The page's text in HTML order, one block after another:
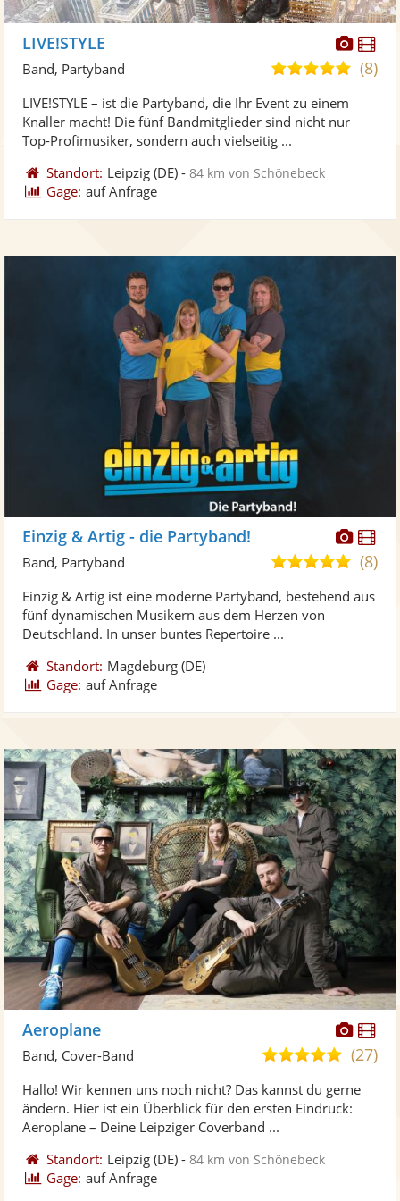
LIVE!STYLE
4,9(8)
Band, Partyband
LIVE!STYLE – ist die Partyband, die Ihr Event zu einem
Knaller macht! Die fünf Bandmitglieder sind nicht nur
Top-Profimusiker, sondern auch vielseitig ...
Standort: Leipzig (DE) -84 km von Schönebeck
Gage: auf Anfrage
Fotos
Einzig & Artig - die Partyband!
4,9
5
(8)
Band, Partyband
Einzig & Artig ist eine moderne Partyband, bestehend aus
fünf dynamischen Musikern aus dem Herzen von
Deutschland. In unser buntes Repertoire ...
Standort: Magdeburg (DE)
Gage: auf Anfrage
Fotos
Aeroplane
5,0
5
(27)
Band, Cover-Band
Hallo! Wir kennen uns noch nicht? Das kannst du gerne
ändern. Hier ist ein Überblick für den ersten Eindruck:
Aeroplane – Deine Leipziger Coverband ...
Standort: Leipzig (DE) -84 km von Schönebeck
Gage: auf Anfrage